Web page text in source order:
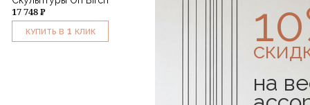
17 748 ₽
КУПИТЬ В 1 КЛИК
на